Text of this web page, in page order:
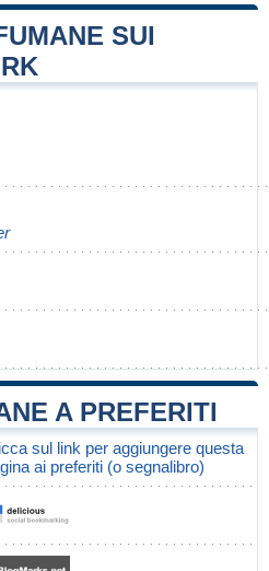
SUI
A PREFERITI
sul link per aggiungere questa
ai preferiti (o segnalibro)